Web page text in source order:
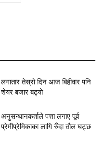
लगातार तेस्रो दिन आज बिहीवार पनि
शेयर बजार बढ्याे
अनुसन्धानकर्ताले पत्ता लगाए पूर्व
प्रेमीप्रेमिकाका लागि रुँदा तौल घट्छ